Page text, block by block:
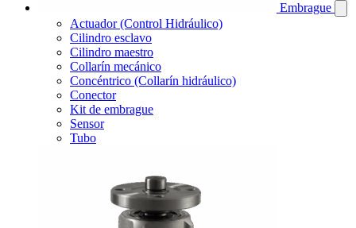
Embrague
Actuador (Control Hidráulico)
Cilindro esclavo
Cilindro maestro
Collarín mecánico
Concéntrico (Collarín hidráulico)
Conector
Kit de embrague
Sensor
Tubo